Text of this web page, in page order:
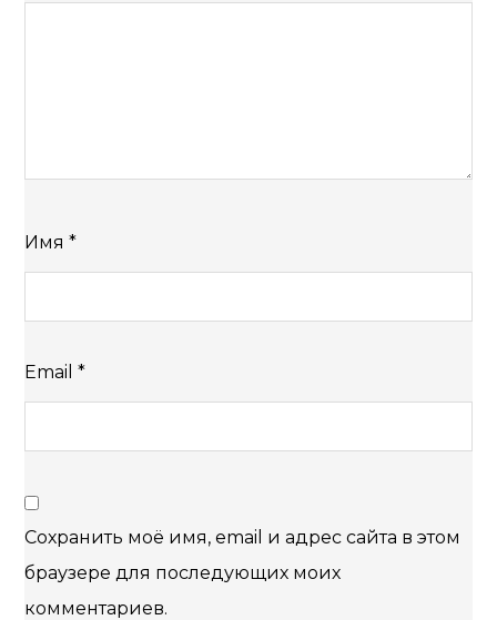
Имя*
Email*
Сохранить моё имя, email и адрес сайта в этом
браузере для последующих моих
комментариев.